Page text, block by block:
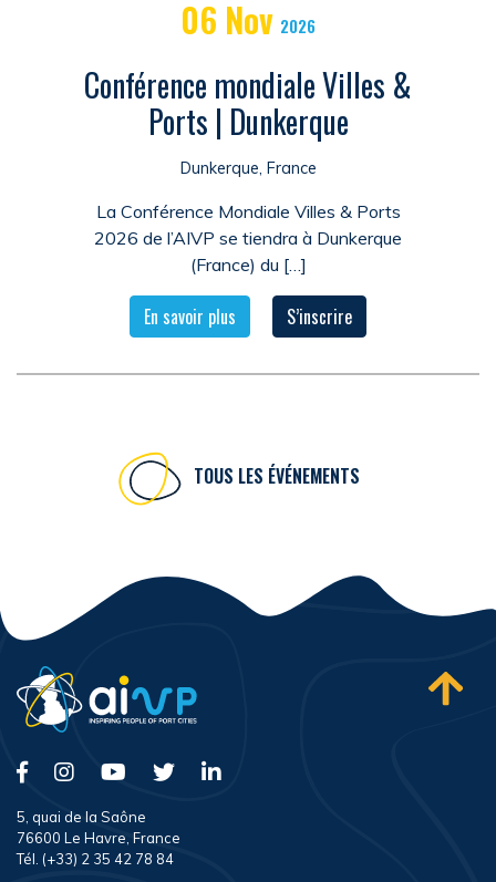
06 Nov 2026
Conférence mondiale Villes &
Ports | Dunkerque
Dunkerque, France
La Conférence Mondiale Villes & Ports
2026 de l’AIVP se tiendra à Dunkerque
(France) du […]
En savoir plus S’inscrire
TOUS LES ÉVÉNEMENTS
5, quai de la Saône
76600 Le Havre, France
Tél. (+33) 2 35 42 78 84